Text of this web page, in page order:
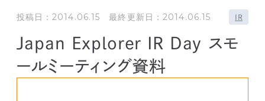
ストレージ室数実績
株式・株主情報
個人投資家の皆様へ
よくある質問・用語集
商品情報
先輩社員インタビュー
採用エントリー
投稿日：2014.06.15 最終更新日：2014.06.15 IR
Japan Explorer IR Day スモ
ールミーティング資料